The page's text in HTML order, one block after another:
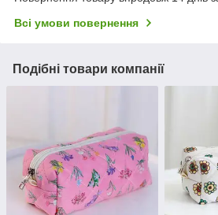
Всі умови повернення
Подібні товари компанії